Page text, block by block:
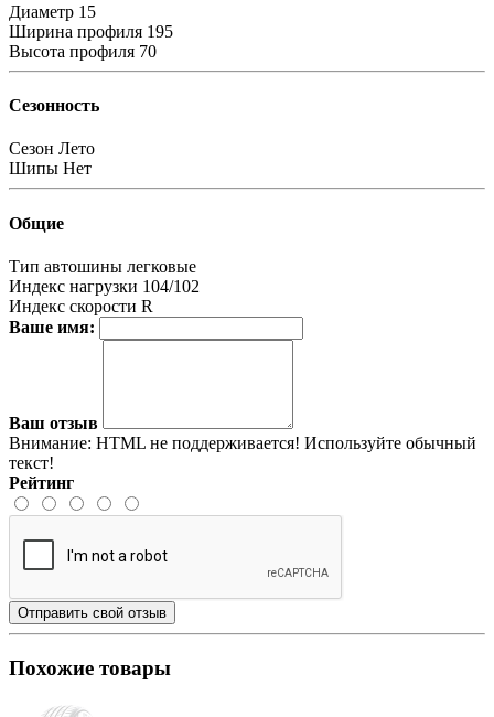
Диаметр 15
Ширина профиля 195
Высота профиля 70
Сезонность
Сезон Лето
Шипы Нет
Общие
Тип автошины легковые
Индекс нагрузки 104/102
Индекс скорости R
Ваше имя:
Ваш отзыв
Внимание: HTML не поддерживается! Используйте обычный
текст!
Рейтинг
Отправить свой отзыв
Похожие товары